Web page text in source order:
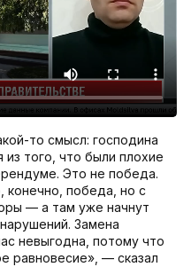
то смысл: господина
того, что были плохие
Это не победа.
конечно, победа, но с
— а там уже начнут
Замена
невыгодна, потому что
равновесие», — сказал